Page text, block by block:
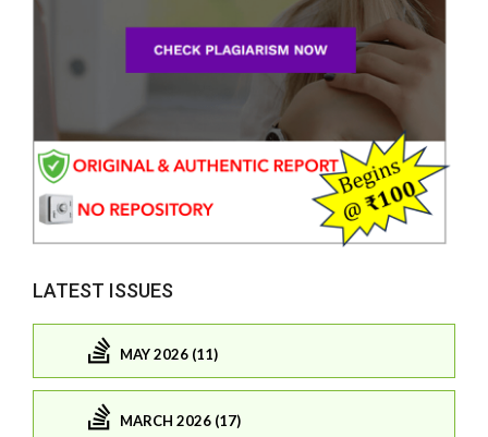
LATEST ISSUES
MAY 2026 (11)
MARCH 2026 (17)